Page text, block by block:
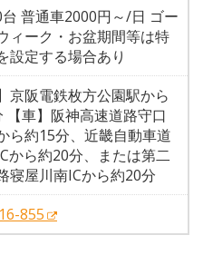
普通車2000円～/日 ゴー
ィーク・お盆期間等は特
設定する場合あり
京阪電鉄枚方公園駅から
【車】阪神高速道路守口
ら約15分、近畿自動車道
から約20分、または第二
寝屋川南ICから約20分
855